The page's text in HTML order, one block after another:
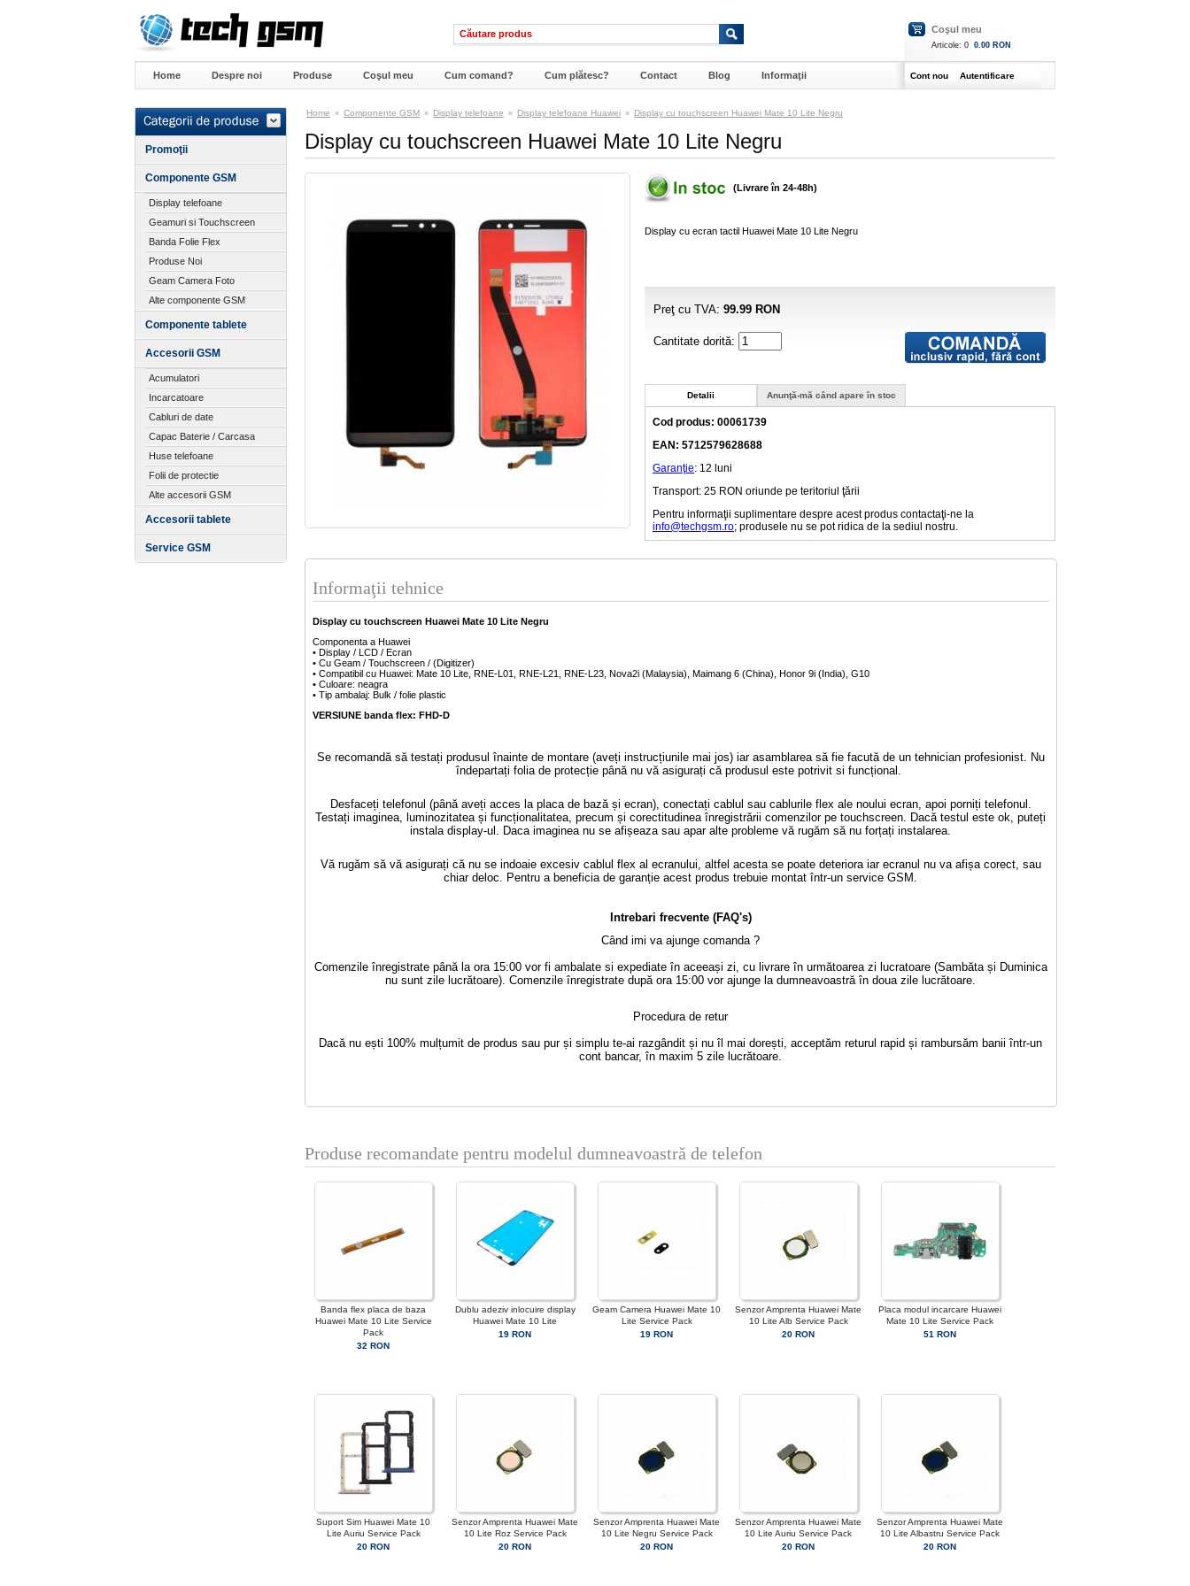
Coşul meu
Articole: 0 0.00 RON
Home Despre noi Produse Coşul meu Cum comand? Cum plătesc? Contact Blog Informaţii Cont nou Autentificare
Promoţii
Componente GSM
Display telefoane
Geamuri si Touchscreen
Banda Folie Flex
Produse Noi
Geam Camera Foto
Alte componente GSM
Componente tablete
Accesorii GSM
Acumulatori
Incarcatoare
Cabluri de date
Capac Baterie / Carcasa
Huse telefoane
Folii de protectie
Alte accesorii GSM
Accesorii tablete
Service GSM
Home » Componente GSM » Display telefoane » Display telefoane Huawei » Display cu touchscreen Huawei Mate 10 Lite Negru
Display cu touchscreen Huawei Mate 10 Lite Negru
(Livrare în 24-48h)
Display cu ecran tactil Huawei Mate 10 Lite Negru
Preţ cu TVA: 99.99 RON
Cantitate dorită:
Detalii Anunţă-mă când apare în stoc
Cod produs: 00061739
EAN: 5712579628688
Garanţie: 12 luni
Transport: 25 RON oriunde pe teritoriul ţării
Pentru informaţii suplimentare despre acest produs contactaţi-ne la
info@techgsm.ro; produsele nu se pot ridica de la sediul nostru.
Informaţii tehnice
Display cu touchscreen Huawei Mate 10 Lite Negru
Componenta a Huawei
• Display / LCD / Ecran
• Cu Geam / Touchscreen / (Digitizer)
• Compatibil cu Huawei: Mate 10 Lite, RNE-L01, RNE-L21, RNE-L23, Nova2i (Malaysia), Maimang 6 (China), Honor 9i (India), G10
• Culoare: neagra
• Tip ambalaj: Bulk / folie plastic
VERSIUNE banda flex: FHD-D
Se recomandă să testați produsul înainte de montare (aveți instrucțiunile mai jos) iar asamblarea să fie facută de un tehnician profesionist. Nu
îndepartați folia de protecție până nu vă asigurați că produsul este potrivit si funcțional.
Desfaceți telefonul (până aveți acces la placa de bază și ecran), conectați cablul sau cablurile flex ale noului ecran, apoi porniți telefonul.
Testați imaginea, luminozitatea și funcționalitatea, precum și corectitudinea înregistrării comenzilor pe touchscreen. Dacă testul este ok, puteți
instala display-ul. Daca imaginea nu se afișeaza sau apar alte probleme vă rugăm să nu forțați instalarea.
Vă rugăm să vă asigurați că nu se indoaie excesiv cablul flex al ecranului, altfel acesta se poate deteriora iar ecranul nu va afișa corect, sau
chiar deloc. Pentru a beneficia de garanție acest produs trebuie montat într-un service GSM.
Intrebari frecvente (FAQ's)
Când imi va ajunge comanda ?
Comenzile înregistrate până la ora 15:00 vor fi ambalate si expediate în aceeași zi, cu livrare în următoarea zi lucratoare (Sambăta și Duminica
nu sunt zile lucrătoare). Comenzile înregistrate după ora 15:00 vor ajunge la dumneavoastră în doua zile lucrătoare.
Procedura de retur
Dacă nu ești 100% mulțumit de produs sau pur și simplu te-ai razgândit și nu îl mai dorești, acceptăm returul rapid și rambursăm banii într-un
cont bancar, în maxim 5 zile lucrătoare.
Produse recomandate pentru modelul dumneavoastră de telefon
Banda flex placa de baza
Huawei Mate 10 Lite Service
Pack
32 RON
Dublu adeziv inlocuire display
Huawei Mate 10 Lite
19 RON
Geam Camera Huawei Mate 10
Lite Service Pack
19 RON
Senzor Amprenta Huawei Mate
10 Lite Alb Service Pack
20 RON
Placa modul incarcare Huawei
Mate 10 Lite Service Pack
51 RON
Suport Sim Huawei Mate 10
Lite Auriu Service Pack
20 RON
Senzor Amprenta Huawei Mate
10 Lite Roz Service Pack
20 RON
Senzor Amprenta Huawei Mate
10 Lite Negru Service Pack
20 RON
Senzor Amprenta Huawei Mate
10 Lite Auriu Service Pack
20 RON
Senzor Amprenta Huawei Mate
10 Lite Albastru Service Pack
20 RON